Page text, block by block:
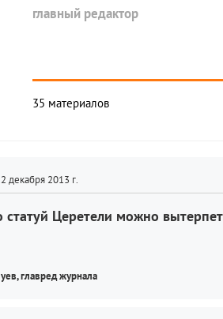
главный редактор
35 материалов
статуй Церетели можно
главред журнала